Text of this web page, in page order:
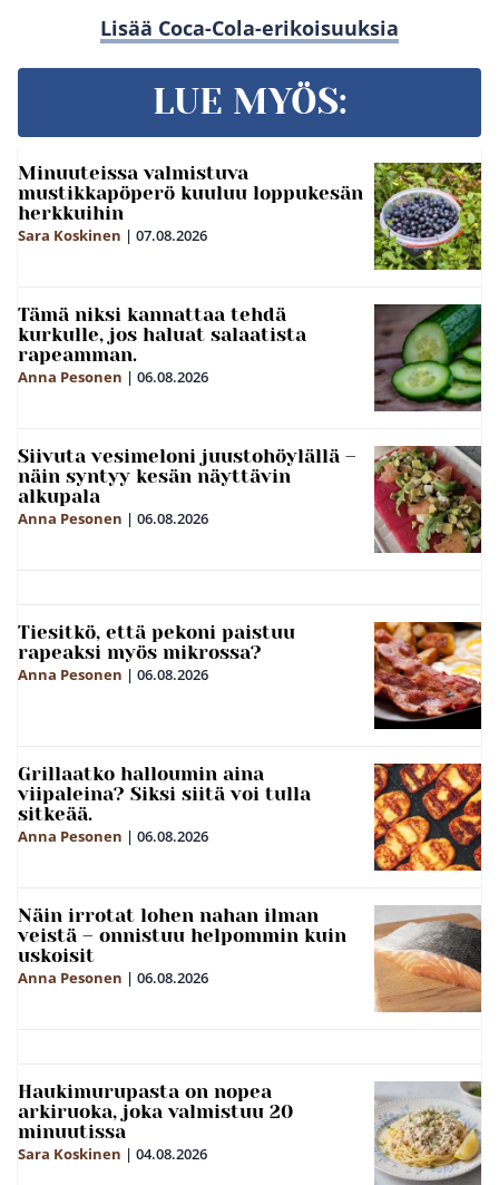
Lisää Coca-Cola-erikoisuuksia
LUE MYÖS:
Minuuteissa valmistuva
mustikkapöperö kuuluu loppukesän
herkkuihin
Sara Koskinen | 07.08.2026
Tämä niksi kannattaa tehdä
kurkulle, jos haluat salaatista
rapeamman.
Anna Pesonen | 06.08.2026
Siivuta vesimeloni juustohöylällä –
näin syntyy kesän näyttävin
alkupala
Anna Pesonen | 06.08.2026
Tiesitkö, että pekoni paistuu
rapeaksi myös mikrossa?
Anna Pesonen | 06.08.2026
Grillaatko halloumin aina
viipaleina? Siksi siitä voi tulla
sitkeää.
Anna Pesonen | 06.08.2026
Näin irrotat lohen nahan ilman
veistä – onnistuu helpommin kuin
uskoisit
Anna Pesonen | 06.08.2026
Haukimurupasta on nopea
arkiruoka, joka valmistuu 20
minuutissa
Sara Koskinen | 04.08.2026